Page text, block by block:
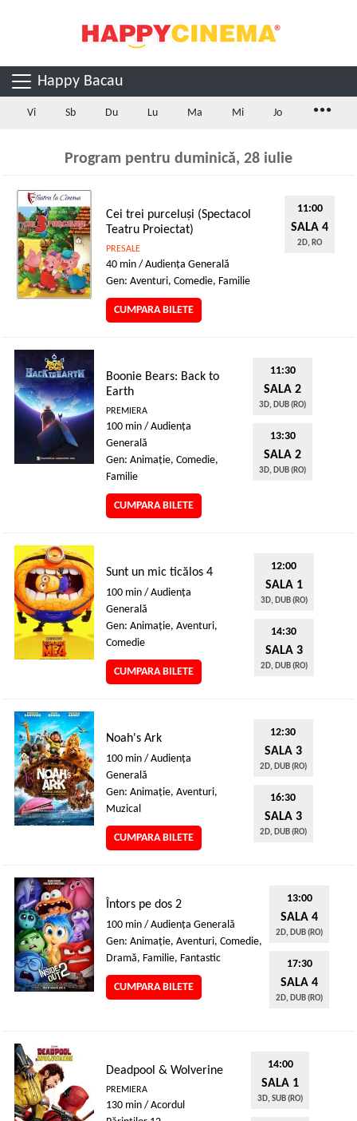
Happy Bacau
Vi Sb Du Lu Ma Mi Jo ...
Program pentru duminică, 28 iulie
Cei trei purceluși (Spectacol
Teatru Proiectat)
PRESALE
40 min / Audienţa Generală
Gen: Aventuri, Comedie, Familie
CUMPARA BILETE
11:00
SALA 4
2D, RO
Boonie Bears: Back to
Earth
PREMIERA
100 min / Audienţa
Generală
Gen: Animaţie, Comedie,
Familie
CUMPARA BILETE
11:30
SALA 2
3D, DUB (RO)
13:30
SALA 2
3D, DUB (RO)
Sunt un mic ticălos 4
100 min / Audienţa
Generală
Gen: Animaţie, Aventuri,
Comedie
CUMPARA BILETE
12:00
SALA 1
3D, DUB (RO)
14:30
SALA 3
2D, DUB (RO)
Noah's Ark
100 min / Audienţa
Generală
Gen: Animaţie, Aventuri,
Muzical
CUMPARA BILETE
12:30
SALA 3
2D, DUB (RO)
16:30
SALA 3
2D, DUB (RO)
Întors pe dos 2
100 min / Audienţa Generală
Gen: Animaţie, Aventuri, Comedie,
Dramă, Familie, Fantastic
CUMPARA BILETE
13:00
SALA 4
2D, DUB (RO)
17:30
SALA 4
2D, DUB (RO)
Deadpool & Wolverine
PREMIERA
130 min / Acordul
14:00
SALA 1
3D, SUB (RO)